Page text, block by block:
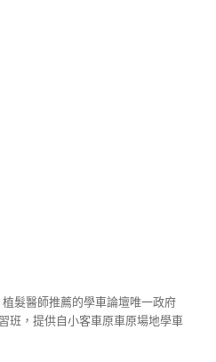
植髮醫師推薦的學車論壇唯一政府
班，提供自小客車原車原場地學車